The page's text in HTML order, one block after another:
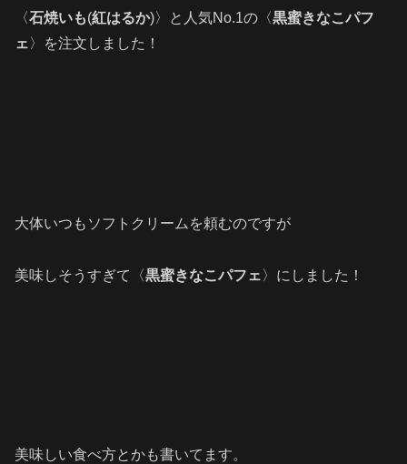
〈石焼いも(紅はるか)〉と人気No.1の〈黒蜜きなこパフ
ェ〉を注文しました！
大体いつもソフトクリームを頼むのですが
美味しそうすぎて〈黒蜜きなこパフェ〉にしました！
美味しい食べ方とかも書いてます。